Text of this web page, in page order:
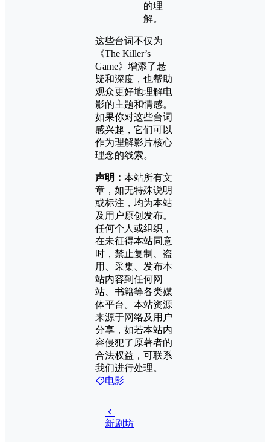
的理
解。
这些台词不仅为
《The Killer’s
Game》增添了悬
疑和深度，也帮助
观众更好地理解电
影的主题和情感。
如果你对这些台词
感兴趣，它们可以
作为理解影片核心
理念的线索。
声明： 本站所有文
章，如无特殊说明
或标注，均为本站
及用户原创发布。
任何个人或组织，
在未征得本站同意
时，禁止复制、盗
用、采集、发布本
站内容到任何网
站、书籍等各类媒
体平台。本站资源
来源于网络及用户
分享，如若本站内
容侵犯了原著者的
合法权益，可联系
我们进行处理。
电影
新剧坊